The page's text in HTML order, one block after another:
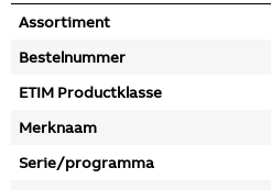
Assortiment
Bestelnummer
ETIM Productklasse
Merknaam
Serie/programma